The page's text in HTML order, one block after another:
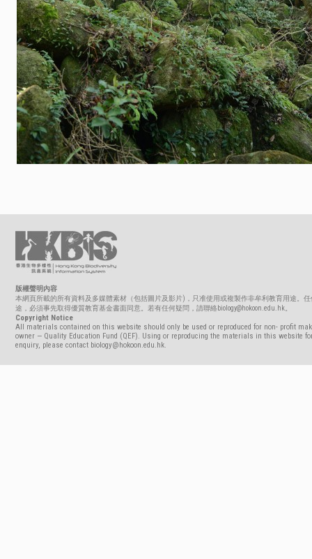
版權聲明內容
本網頁所載的所有資料及多媒體素材（包括圖片及影片)，只准使用或複製作非牟利教育用途。
途，必須事先取得優質教育基金書面同意。若有任何疑問，請聯絡biology@hokoon.edu.hk。
Copyright Notice
All materials contained on this website should only be used or reproduced for non- profit
owner — Quality Education Fund (QEF). Using or reproducing the materials in this website
enquiry, please contact biology@hokoon.edu.hk.